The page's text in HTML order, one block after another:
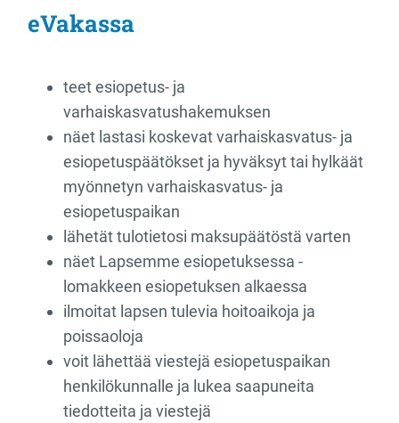
eVakassa
teet esiopetus- ja
varhaiskasvatushakemuksen
näet lastasi koskevat varhaiskasvatus- ja
esiopetuspäätökset ja hyväksyt tai hylkäät
myönnetyn varhaiskasvatus- ja
esiopetuspaikan
lähetät tulotietosi maksupäätöstä varten
näet Lapsemme esiopetuksessa -
lomakkeen esiopetuksen alkaessa
ilmoitat lapsen tulevia hoitoaikoja ja
poissaoloja
voit lähettää viestejä esiopetuspaikan
henkilökunnalle ja lukea saapuneita
tiedotteita ja viestejä